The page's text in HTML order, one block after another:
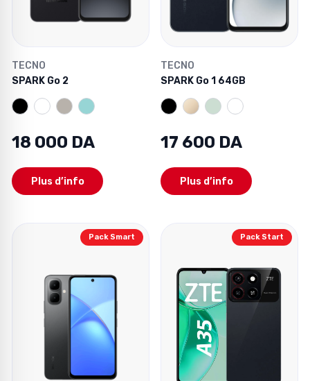
TECNO
SPARK Go 2
18 000 DA
Plus d’info
TECNO
SPARK Go 1 64GB
17 600 DA
Plus d’info
Pack Smart Pack Start